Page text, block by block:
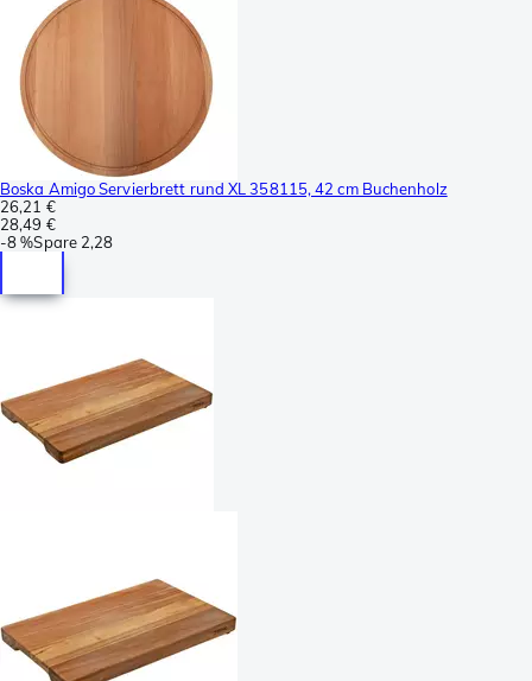
Boska Amigo Servierbrett rund XL 358115, 42 cm Buchenholz
26,21 €
28,49 €
-8 %Spare 2,28